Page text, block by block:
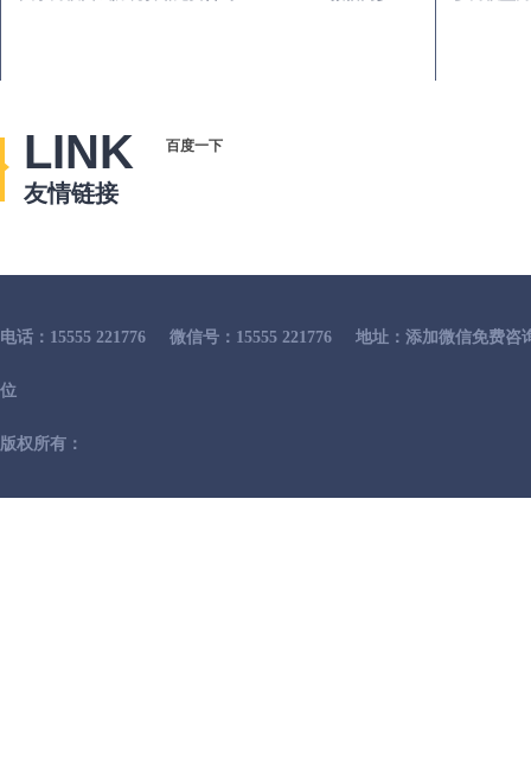
LINK
友情链接
百度一下
电话：15555 221776 微信号：15555 221776 地址：添加微信免费咨
位
版权所有：